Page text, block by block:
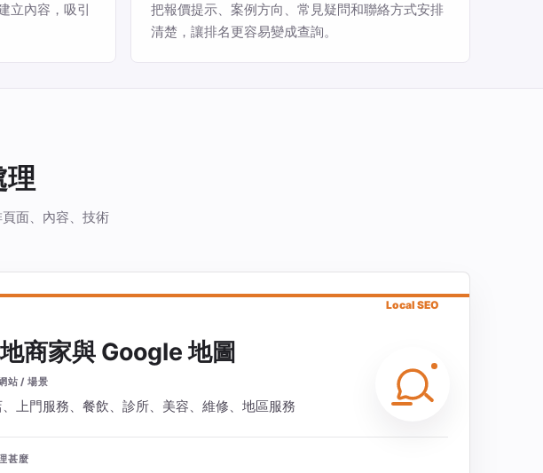
立內容，吸引
把報價提示、案例方向、常見疑問和聯絡方式安排
清楚，讓排名更容易變成查詢。
理
面、內容、技術
Local SEO
商家與 Google 地圖
站 / 場景
、上門服務、餐飲、診所、美容、維修、地區服務
甚麼